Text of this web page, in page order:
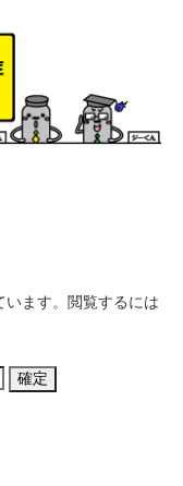
います。閲覧するには